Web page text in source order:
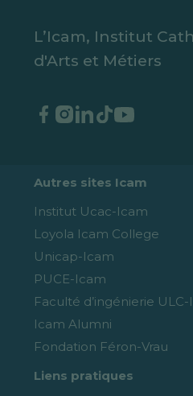
L’Icam, Institut
d'Arts et Métiers
Autres sites Icam
Institut Ucac-Icam
Loyola Icam College
Unicap-Icam
PUCE-Icam
Faculté d’ingénierie
Icam Alumni
Fondation Féron-Vrau
Liens pratiques